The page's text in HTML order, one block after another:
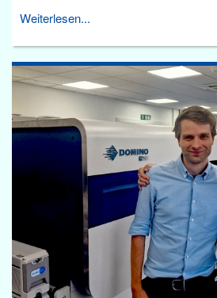
Weiterlesen...